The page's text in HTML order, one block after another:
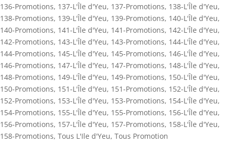
136-Promotions, 137-L'Île d'Yeu, 137-Promotions, 138-L'Île d'Yeu,
138-Promotions, 139-L'Île d'Yeu, 139-Promotions, 140-L'Île d'Yeu,
140-Promotions, 141-L'Île d'Yeu, 141-Promotions, 142-L'Île d'Yeu,
142-Promotions, 143-L'Île d'Yeu, 143-Promotions, 144-L'Île d'Yeu,
144-Promotions, 145-L'Île d'Yeu, 145-Promotions, 146-L'Île d'Yeu,
146-Promotions, 147-L'Île d'Yeu, 147-Promotions, 148-L'Île d'Yeu,
148-Promotions, 149-L'Île d'Yeu, 149-Promotions, 150-L'Île d'Yeu,
150-Promotions, 151-L'Île d'Yeu, 151-Promotions, 152-L'Île d'Yeu,
152-Promotions, 153-L'Île d'Yeu, 153-Promotions, 154-L'Île d'Yeu,
154-Promotions, 155-L'Île d'Yeu, 155-Promotions, 156-L'Île d'Yeu,
156-Promotions, 157-L'Île d'Yeu, 157-Promotions, 158-L'Île d'Yeu,
158-Promotions, Tous L'Ile d'Yeu, Tous Promotion